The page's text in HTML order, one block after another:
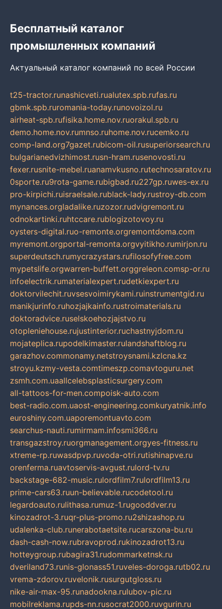
Бесплатный каталог
промышленных компаний
Актуальный каталог компаний по всей России
t25-tractor.runashicveti.rualutex.spb.rufas.ru
gbmk.spb.ruromania-today.runovoizol.ru
airheat-spb.rufisika.home.nov.ruorakul.spb.ru
demo.home.nov.rumnso.ruhome.nov.rucemko.ru
comp-land.org7gazet.rubicom-oil.rusuperiorsearch.ru
bulgarianedvizhimost.rusn-hram.rusenovosti.ru
fexer.rusnite-mebel.ruanamvkusno.rutechnosaratov.ru
0sporte.ru9rota-game.rubigbad.ru227gp.ruwes-ex.ru
pro-kirpichi.ruisraelsale.rublack-lady.rustroy-db.com
mynances.orgladalike.ruzozor.rudvigremont.ru
odnokartinki.ruhtccare.rublogizotovoy.ru
oysters-digital.ruo-remonte.orgremontdoma.com
myremont.orgportal-remonta.orgvyitikho.rumirjon.ru
superdeutsch.rumycrazystars.rufilosofyfree.com
mypetslife.orgwarren-buffett.orggreleon.comsp-or.ru
infoelectrik.rumaterialexpert.rudetkiexpert.ru
doktorvilechit.ruvsesvoimirykami.ruinstrumentgid.ru
manikjurinfo.ruhozjajkainfo.rustroimaterials.ru
doktoradvice.ruselskoehozjajstvo.ru
otopleniehouse.rujustinterior.ruchastnyjdom.ru
mojateplica.rupodelkimaster.rulandshaftblog.ru
garazhov.commonamy.netstroysnami.kzlcna.kz
stroyu.kzmy-vesta.comtimeszp.comavtoguru.net
zsmh.com.uaallcelebsplasticsurgery.com
all-tattoos-for-men.compoisk-auto.com
best-radio.com.uaost-engineering.comkuryatnik.info
euroshiny.com.uaporemontuavto.com
searchus-nauti.rumirmam.infosmi366.ru
transgazstroy.ruorgmanagement.orgyes-fitness.ru
xtreme-rp.ruwasdpvp.ruvoda-otri.rutishinapve.ru
orenferma.ruavtoservis-avgust.rulord-tv.ru
backstage-682-music.rulordfilm7.rulordfilm13.ru
prime-cars63.ruun-believable.rucodetool.ru
legardoauto.rulithasa.rumuz-1.rugooddver.ru
kinozadrot-3.ruqr-plus-promo.ru2shizashop.ru
udalenka-club.runerabotaetsite.rucarszona-bu.ru
dash-cash-now.rubravoprod.rukinozadrot13.ru
hotteygroup.rubagira31.rudommarketnsk.ru
dveriland73.runis-glonass51.ruveles-doroga.rutb02.ru
vrema-zdorov.ruvelonik.rusurgutgloss.ru
nike-air-max-95.runadookna.rulubov-pic.ru
mobilreklama.rupds-nn.rusocrat2000.ruvgurin.ru